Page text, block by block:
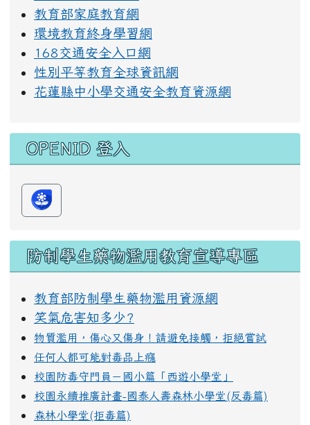
教育部家庭教育網
環境教育終身學習網
168交通安全入口網
性別平等教育全球資訊網
花蓮縣中小學交通安全教育資源網
OPENID 登入
防制學生藥物濫用教育宣導專區
教育部防制學生藥物濫用資源網
笑氣危害知多少?
物質濫用，傷心又傷身！請避免接觸，拒絕嘗試
任何人都可能對毒品上癮
校園防毒守門員－國小篇「西遊小學堂」
校園永續推廣計畫-國泰人壽森林小學堂(反毒篇)
森林小學堂(拒毒篇)